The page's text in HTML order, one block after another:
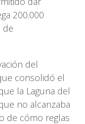
200.000
de
del
consolidó el
la Laguna del
no alcanzaba
de cómo reglas